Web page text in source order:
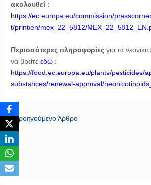
ακολουθεί :
https://ec.europa.eu/commission/
t/print/en/mex_22_5812/
Περισσότερες πληροφορίεςγια τα
να βρείτε εδώ :
https://food.ec.europa.eu/plants/pesticides/
substances/renewal-approval/
←Προηγούμενο Άρθρο